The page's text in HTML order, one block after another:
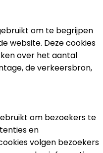
om te begrijpen
website. Deze cookies
over het aantal
de verkeersbron,
om bezoekers te
en
volgen bezoekers